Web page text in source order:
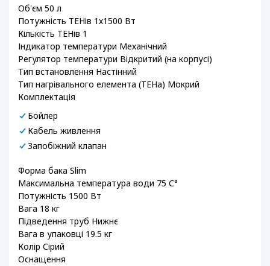
Об'єм 50 л
Потужність ТЕНів 1х1500 Вт
Кількість ТЕНів 1
Індикатор температури Механічний
Регулятор температури Відкритий (на корпусі)
Тип встановлення Настінний
Тип нагрівального елемента (ТЕНа) Мокрий
Комплектація
Бойлер
Кабель живлення
Запобіжний клапан
Форма бака Slim
Максимальна температура води 75 С°
Потужність 1500 Вт
Вага 18 кг
Підведення труб Нижнє
Вага в упаковці 19.5 кг
Колір Сірий
Оснащення